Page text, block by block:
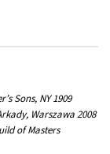
Sons, NY 1909
Warszawa 2008
of Masters